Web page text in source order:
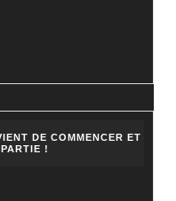
DE COMMENCER ET
!